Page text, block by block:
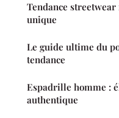
Tendance
unique
Le guide ultime du
tendance
Espadrille homme :
authentique